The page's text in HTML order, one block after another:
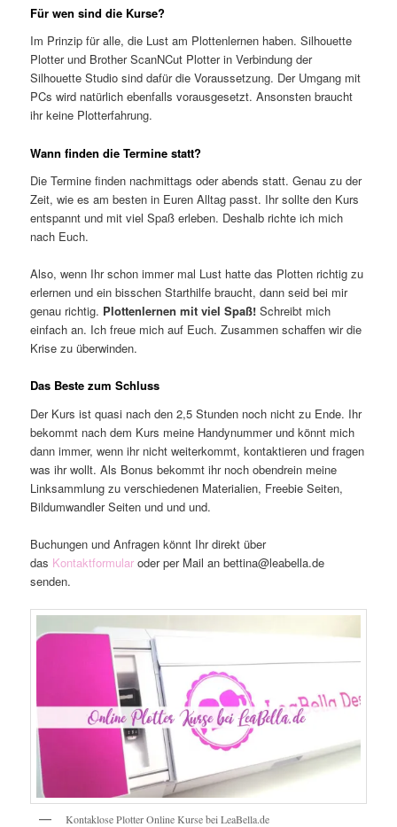
Für wen sind die Kurse?
Im Prinzip für alle, die Lust am Plottenlernen haben. Silhouette
Plotter und Brother ScanNCut Plotter in Verbindung der
Silhouette Studio sind dafür die Voraussetzung. Der Umgang mit
PCs wird natürlich ebenfalls vorausgesetzt. Ansonsten braucht
ihr keine Plotterfahrung.
Wann finden die Termine statt?
Die Termine finden nachmittags oder abends statt. Genau zu der
Zeit, wie es am besten in Euren Alltag passt. Ihr sollte den Kurs
entspannt und mit viel Spaß erleben. Deshalb richte ich mich
nach Euch.
Also, wenn Ihr schon immer mal Lust hatte das Plotten richtig zu
erlernen und ein bisschen Starthilfe braucht, dann seid bei mir
genau richtig. Plottenlernen mit viel Spaß!Schreibt mich
einfach an. Ich freue mich auf Euch. Zusammen schaffen wir die
Krise zu überwinden.
Das Beste zum Schluss
Der Kurs ist quasi nach den 2,5 Stunden noch nicht zu Ende. Ihr
bekommt nach dem Kurs meine Handynummer und könnt mich
dann immer, wenn ihr nicht weiterkommt, kontaktieren und fragen
was ihr wollt. Als Bonus bekommt ihr noch obendrein meine
Linksammlung zu verschiedenen Materialien, Freebie Seiten,
Bildumwandler Seiten und und und.
Buchungen und Anfragen könnt Ihr direkt über
das Kontaktformularoder per Mail an bettina@leabella.de
senden.
Kontaklose Plotter Online Kurse bei LeaBella.de